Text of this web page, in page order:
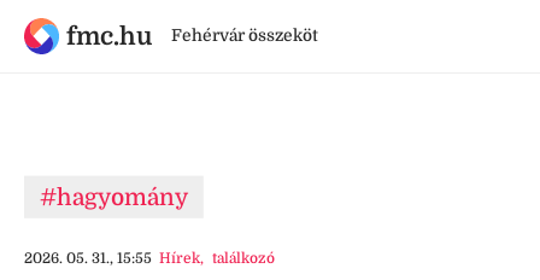
fmc.hu Fehérvár összeköt
#hagyomány
2026. 05. 31., 15:55 Hírek, találkozó